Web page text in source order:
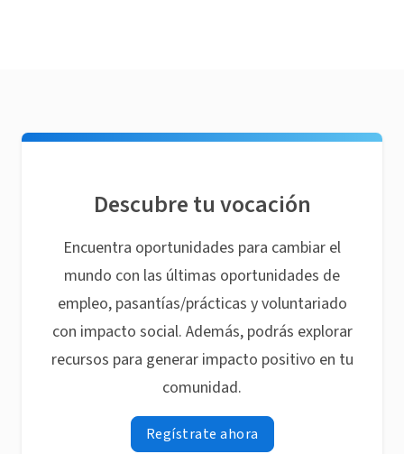
Descubre tu vocación
Encuentra oportunidades para cambiar el
mundo con las últimas oportunidades de
empleo, pasantías/prácticas y voluntariado
con impacto social. Además, podrás explorar
recursos para generar impacto positivo en tu
comunidad.
Regístrate ahora